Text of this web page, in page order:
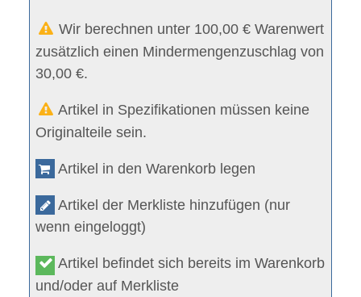
Wir berechnen unter 100,00 € Warenwert
zusätzlich einen Mindermengenzuschlag von
30,00 €.
Artikel in Spezifikationen müssen keine
Originalteile sein.
Artikel in den Warenkorb legen
Artikel der Merkliste hinzufügen (nur
wenn eingeloggt)
Artikel befindet sich bereits im Warenkorb
und/oder auf Merkliste